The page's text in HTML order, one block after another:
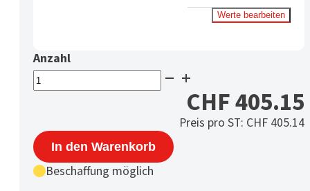
Werte bearbeiten
PE-
UHMW
12
mm
schwarz
CHF405.15
Preis pro ST: CHF 405.14
In den Warenkorb
Beschaffung möglich